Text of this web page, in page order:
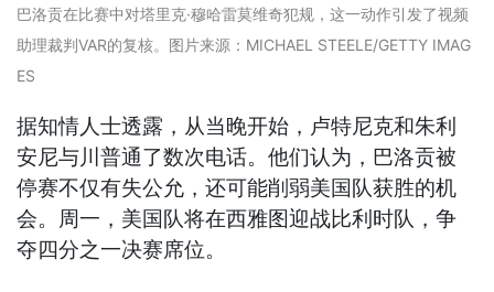
巴洛贡在比赛中对塔里克·穆哈雷莫维奇犯规，这一动作引发了视频
助理裁判VAR的复核。图片来源：MICHAEL STEELE/GETTY IMAG
ES
据知情人士透露，从当晚开始，卢特尼克和朱利
安尼与川普通了数次电话。他们认为，巴洛贡被
停赛不仅有失公允，还可能削弱美国队获胜的机
会。周一，美国队将在西雅图迎战比利时队，争
夺四分之一决赛席位。